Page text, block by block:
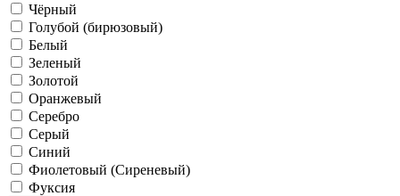
Чёрный
Голубой (бирюзовый)
Белый
Зеленый
Золотой
Оранжевый
Серебро
Серый
Синий
Фиолетовый (Сиреневый)
Фуксия